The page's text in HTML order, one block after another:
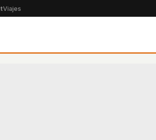
Viajes